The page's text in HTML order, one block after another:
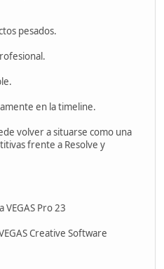
pesados.
en la timeline.
volver a situarse como una
frente a Resolve y
VEGAS Pro 23
Creative Software